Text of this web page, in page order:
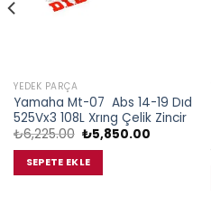
YEDEK PARÇA
Yamaha Mt-07 Abs 14-19 Dıd
525Vx3 108L Xrıng Çelik Zincir
₺6,225.00 Orijinal
fiyat:
₺6,225.00.
₺5,850.00Şu
SEPETE EKLE